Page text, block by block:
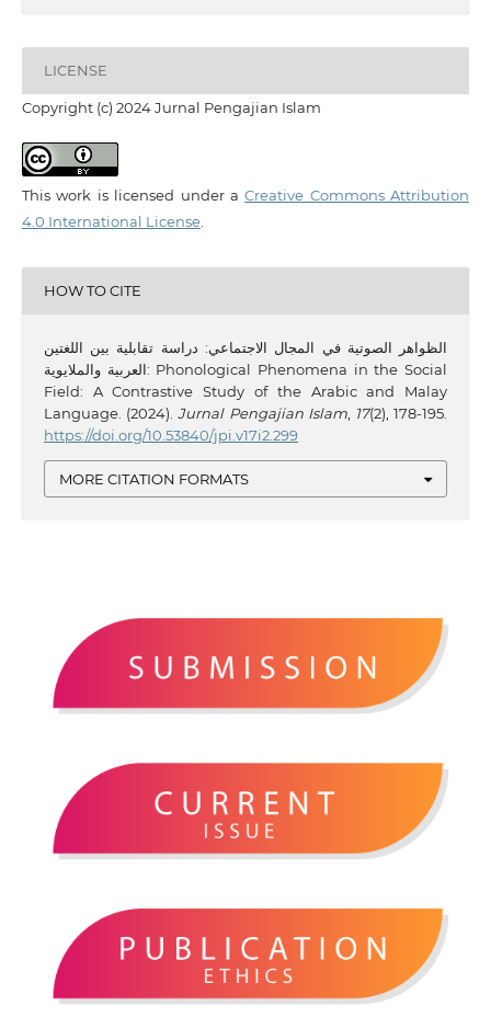
LICENSE
Copyright (c) 2024 Jurnal Pengajian Islam
This work is licensed under aCreative Commons Attribution
4.0 International License.
HOW TO CITE
الظواهر الصوتية في المجال الاجتماعي: دراسة تقابلية بين اللغتين
العربية والملايوية: Phonological Phenomena in the Social
Field: A Contrastive Study of the Arabic and Malay
Language. (2024).Jurnal Pengajian Islam, 17(2), 178-195.
https://doi.org/10.53840/jpi.v17i2.299
MORE CITATION FORMATS